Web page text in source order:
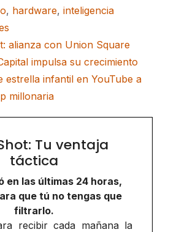
, hardware, inteligencia
alianza con Union Square
impulsa su crecimiento
estrella infantil en YouTube a
millonaria
Tu ventaja
táctica
en las últimas 24 horas,
que tú no tengas que
filtrarlo.
recibir cada mañana la